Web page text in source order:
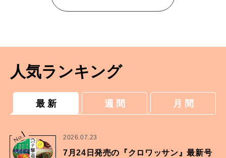
人気ランキング
最 新 週 間 月 間
No.
1 2026.07.23
7月24日発売の『クロワッサン』最新号